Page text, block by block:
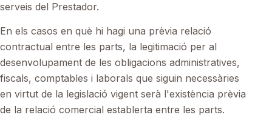
serveis del Prestador.
En els casos en què hi hagi una prèvia relació
contractual entre les parts, la legitimació per al
desenvolupament de les obligacions administratives,
fiscals, comptables i laborals que siguin necessàries
en virtut de la legislació vigent serà l'existència prèvia
de la relació comercial establerta entre les parts.